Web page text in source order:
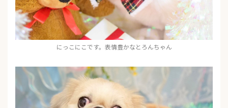
にっこにこです。表情豊かなとろんちゃん